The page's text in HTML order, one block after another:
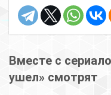
Вместе с
ушел» смотрят